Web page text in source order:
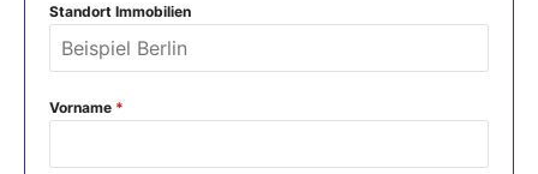
Standort Immobilien
Vorname *